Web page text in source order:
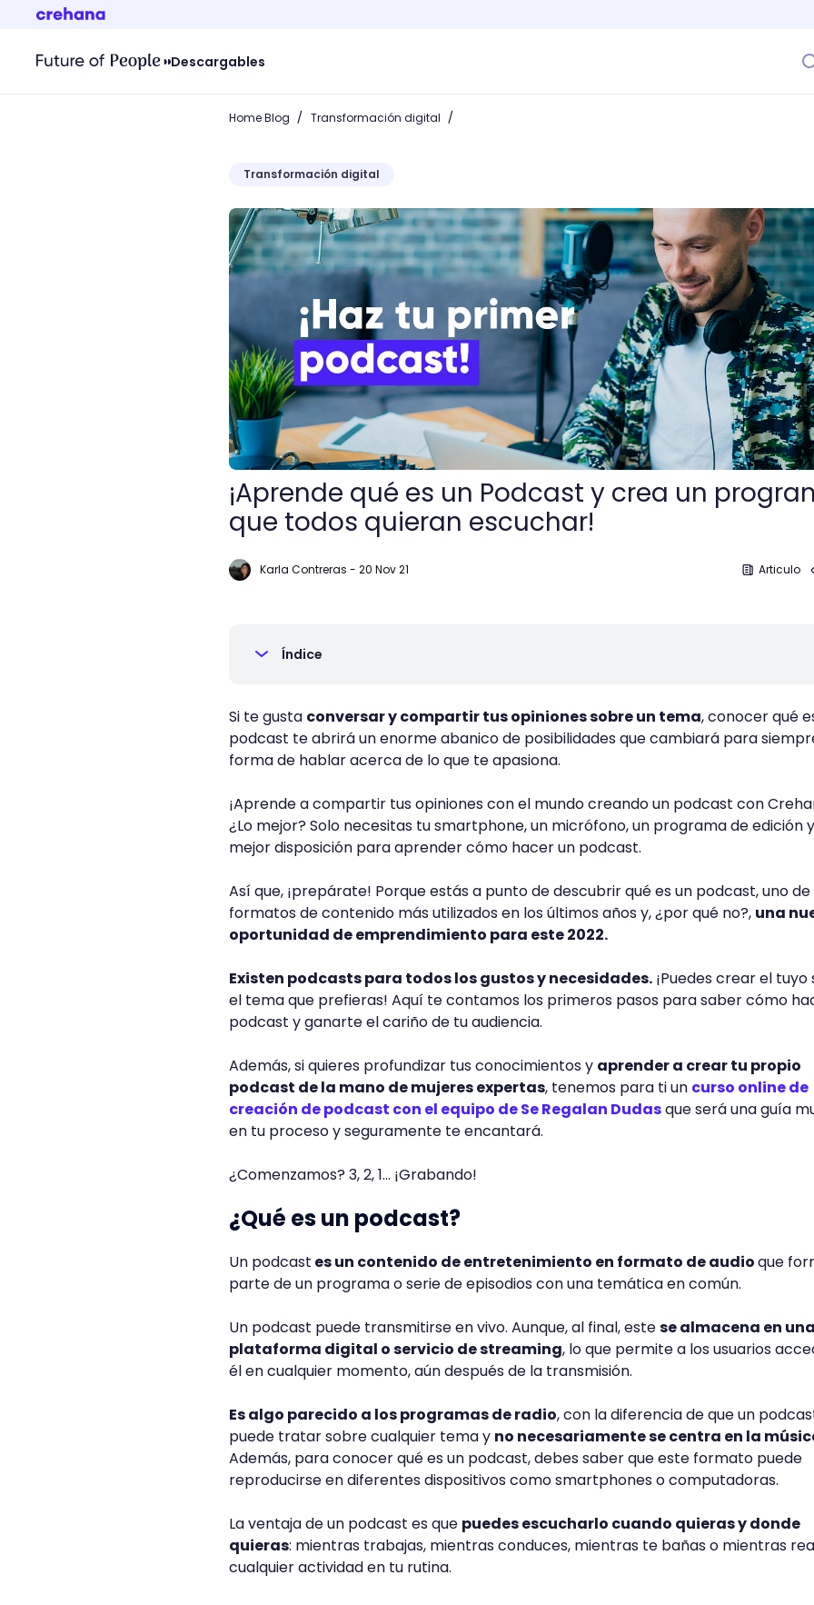
Descargables
Home Blog / Transformación digital /
Transformación digital
¡Aprende qué es un Podcast y crea un programa que todos quieran escuchar!
¡Aprende qué es un Podcast y crea un
que todos quieran escuchar!
Karla Contreras - 20 Nov 21 Articulo
Índice
Si te gusta conversar y compartir tus opiniones sobre un tema, conocer qué
podcast te abrirá un enorme abanico de posibilidades que cambiará para
forma de hablar acerca de lo que te apasiona.
¡Aprende a compartir tus opiniones con el mundo creando un podcast con
¿Lo mejor? Solo necesitas tu smartphone, un micrófono, un programa de edición
mejor disposición para aprender cómo hacer un podcast.
Así que, ¡prepárate! Porque estás a punto de descubrir qué es un podcast, uno de
formatos de contenido más utilizados en los últimos años y, ¿por qué no?, una
oportunidad de emprendimiento para este 2022.
Existen podcasts para todos los gustos y necesidades. ¡Puedes crear el tuyo
el tema que prefieras! Aquí te contamos los primeros pasos para saber cómo
podcast y ganarte el cariño de tu audiencia.
Además, si quieres profundizar tus conocimientos y aprender a crear tu propio
podcast de la mano de mujeres expertas, tenemos para ti un curso online de
creación de podcast con el equipo de Se Regalan Dudasque será una guía
en tu proceso y seguramente te encantará.
¿Comenzamos? 3, 2, 1… ¡Grabando!
¿Qué es un podcast?
Un podcast es un contenido de entretenimiento en formato de audioque
parte de un programa o serie de episodios con una temática en común.
Un podcast puede transmitirse en vivo. Aunque, al final, estese almacena en una
plataforma digital o servicio de streaming, lo que permite a los usuarios
él en cualquier momento, aún después de la transmisión.
Es algo parecido a los programas de radio, con la diferencia de que un
puede tratar sobre cualquier tema y no necesariamente se centra en la
Además, para conocer qué es un podcast, debes saber que este formato puede
reproducirse en diferentes dispositivos como smartphones o computadoras.
La ventaja de un podcast es que puedes escucharlo cuando quieras y donde
quieras: mientras trabajas, mientras conduces, mientras te bañas o mientras
cualquier actividad en tu rutina.